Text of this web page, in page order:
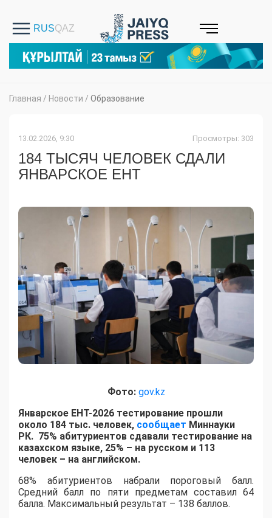
Главная / Новости / Образование
13.02.2026, 9:30 Просмотры: 303
184 ТЫСЯЧ ЧЕЛОВЕК СДАЛИ
ЯНВАРСКОЕ ЕНТ
Фото: gov.kz
Январское ЕНТ-2026 тестирование прошли
около 184 тыс. человек, сообщает Миннауки
РК. 75% абитуриентов сдавали тестирование на
казахском языке, 25% – на русском и 113
человек – на английском.
68% абитуриентов набрали пороговый балл.
Средний балл по пяти предметам составил 64
балла. Максимальный результат – 138 баллов.